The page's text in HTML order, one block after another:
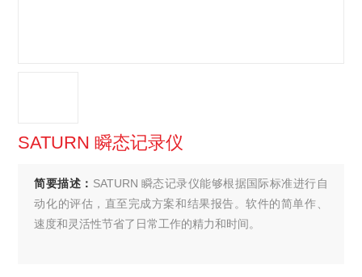
SATURN 瞬态记录仪
简要描述： SATURN 瞬态记录仪能够根据国际标准进行自
动化的评估，直至完成方案和结果报告。软件的简单作、
速度和灵活性节省了日常工作的精力和时间。